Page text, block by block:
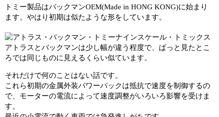
トミー製品はバックマンOEM(Made in HONG KONG)に始まり
ます。やはり初期は似たような形をしています。
アトラスとバックマンは少し幅が違う程度で、ぱっと見たとこ
ろでは同じものに見えるくらい似ています。
それだけで何のことはない話です。
これら初期の金属外装パワーパックは抵抗で速度を制御するの
で、モーターの電流によって速度調整がいろいろ影響を受けま
す。